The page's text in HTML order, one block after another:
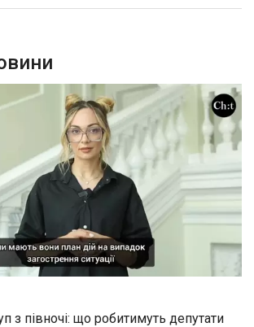
з півночі: що робитимуть депутати